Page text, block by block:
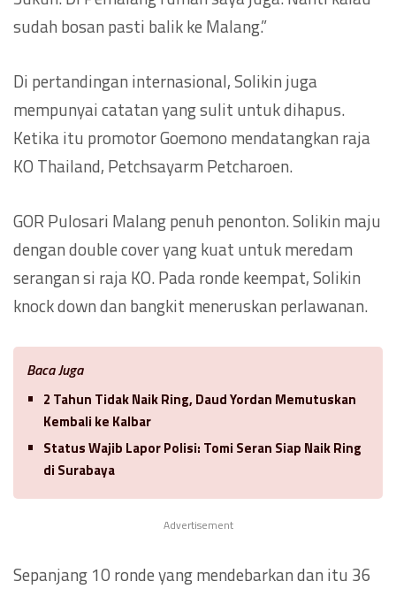
sudah bosan pasti balik ke Malang.”
Di pertandingan internasional, Solikin juga
mempunyai catatan yang sulit untuk dihapus.
Ketika itu promotor Goemono mendatangkan raja
KO Thailand, Petchsayarm Petcharoen.
GOR Pulosari Malang penuh penonton. Solikin maju
dengan double cover yang kuat untuk meredam
serangan si raja KO. Pada ronde keempat, Solikin
knock down dan bangkit meneruskan perlawanan.
Baca Juga
2 Tahun Tidak Naik Ring, Daud Yordan Memutuskan
Kembali ke Kalbar
Status Wajib Lapor Polisi: Tomi Seran Siap Naik Ring
di Surabaya
Advertisement
Sepanjang 10 ronde yang mendebarkan dan itu 36